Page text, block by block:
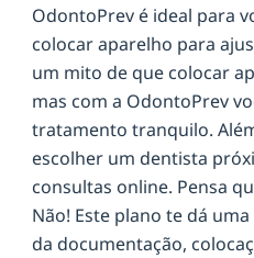
OdontoPrev é ideal para
colocar aparelho para
um mito de que colocar
mas com a OdontoPrev
tratamento tranquilo.
escolher um dentista
consultas online. Pensa
Não! Este plano te dá
da documentação,